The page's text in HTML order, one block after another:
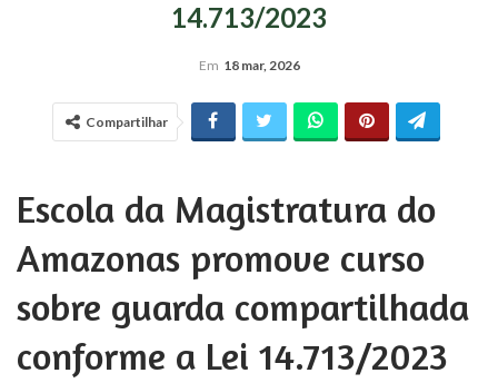
14.713/2023
Em 18 mar, 2026
Compartilhar
Escola da Magistratura do
Amazonas promove curso
sobre guarda compartilhada
conforme a Lei 14.713/2023